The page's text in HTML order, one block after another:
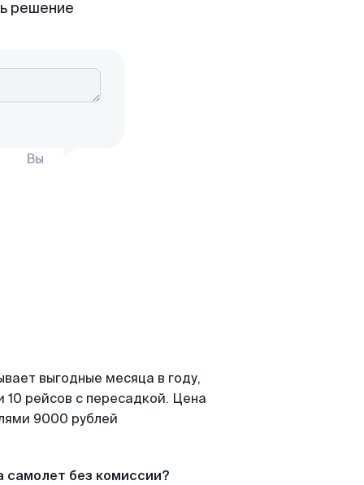
решение
Вы
выгодные месяца в году,
рейсов с пересадкой. Цена
9000 рублей
самолет без комиссии?